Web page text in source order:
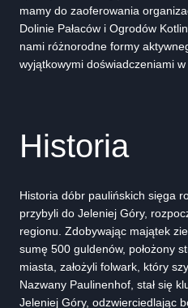
mamy do zaoferowania
Dolinie Pałaców i Ogrodów
nami różnorodne formy
wyjątkowymi doświadczeniami
Historia
Historia dóbr paulińskich sięga
przybyli do Jeleniej Góry,
regionu. Zdobywając majątek
sumę 500 guldenów, położony
miasta, założyli folwark, który
Nazwany Paulinenhof, stał się
Jeleniej Góry, odzwierciedlając